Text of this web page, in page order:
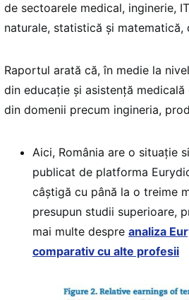
de sectoarele medical, inginerie,
naturale, statistică și
Raportul arată că, în medie la
din educație și asistență
din domenii precum ingineria,
Aici, România are o situație
publicat de platforma
câștigă cu până la o treime
presupun studii superioare,
mai multe despre analiza
comparativ cu alte profesii